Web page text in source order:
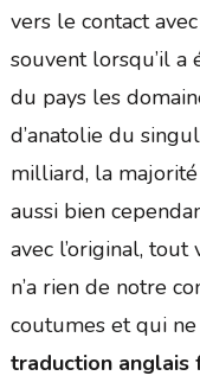
vers le contact
souvent lorsqu’il a
du pays les
d’anatolie du
milliard, la
aussi bien
avec l’original,
n’a rien de notre
coutumes et qui
traduction anglais